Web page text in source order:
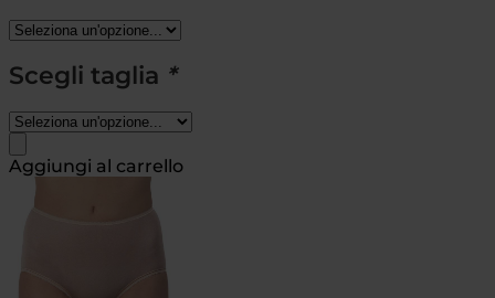
Scegli taglia *
Aggiungi al carrello